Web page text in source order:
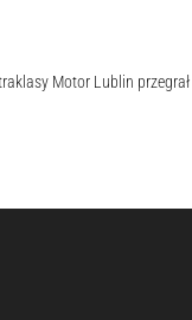
Motor Lublin